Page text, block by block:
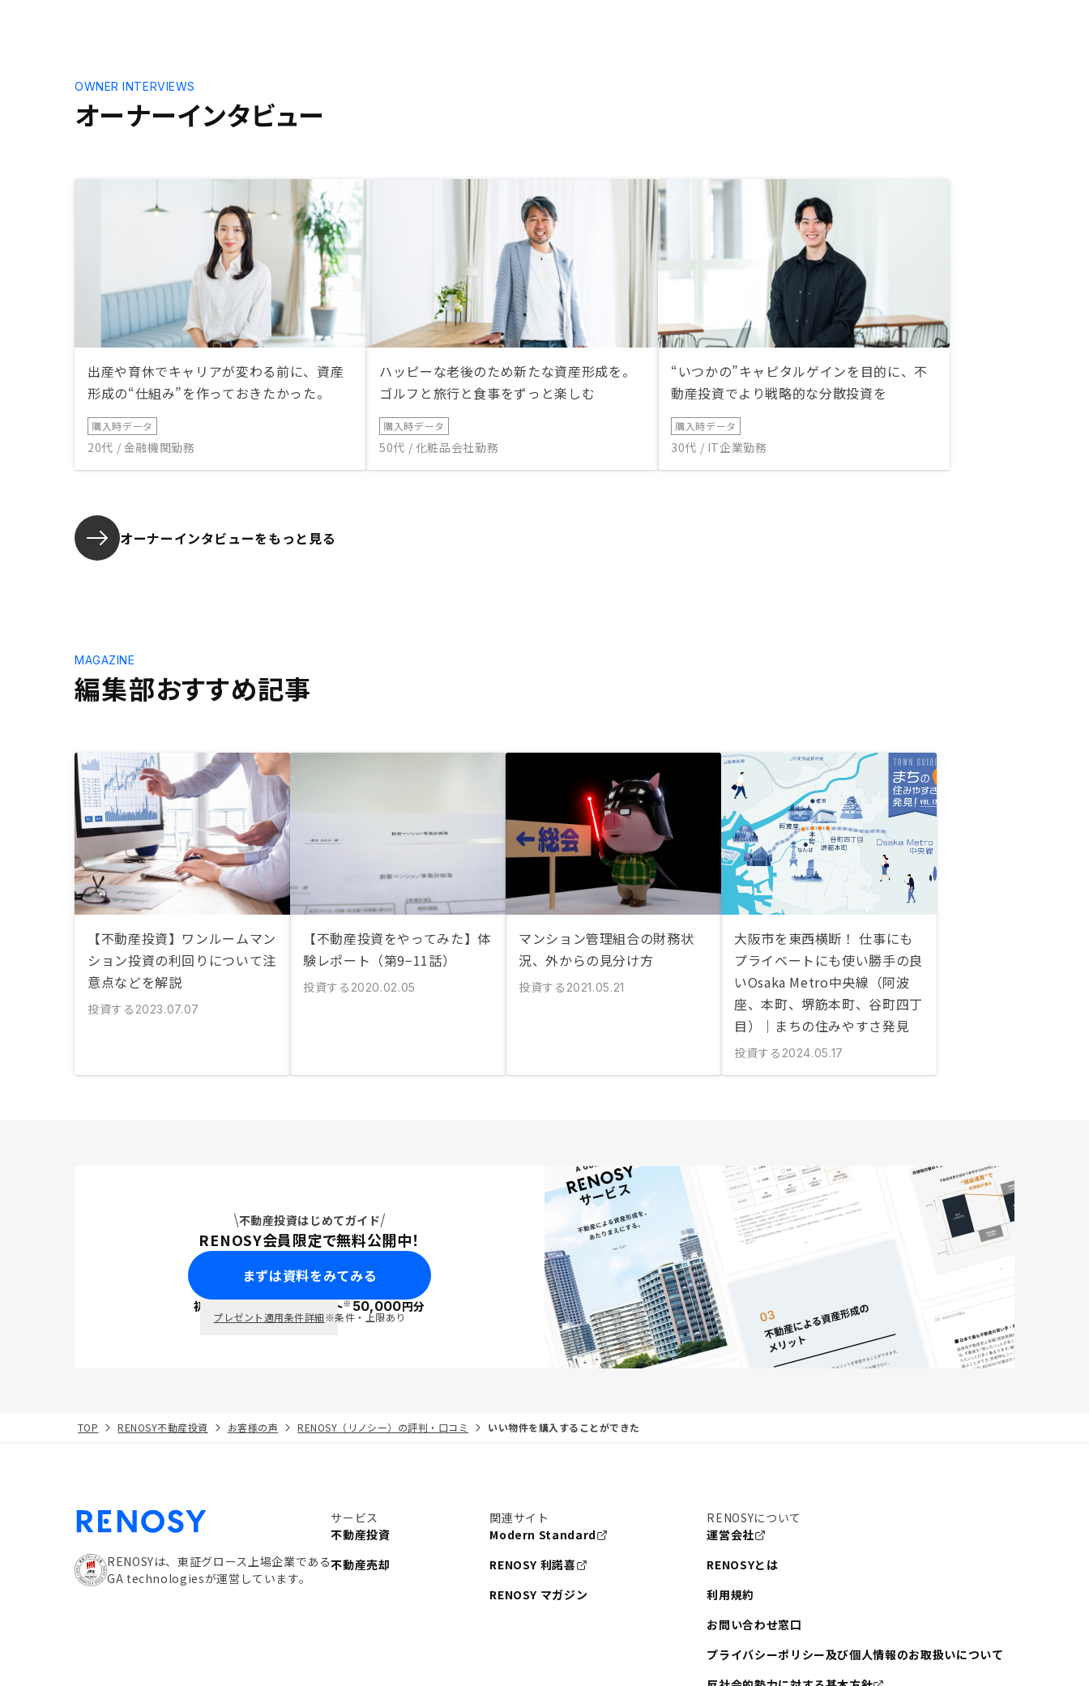
オーナーインタビュー
OWNER INTERVIEWS
出産や育休でキャリアが変わる前に、資産
形成の“仕組み”を作っておきたかった。
購入時データ
20代 / 金融機関勤務
ハッピーな老後のため新たな資産形成を。
ゴルフと旅行と食事をずっと楽しむ
購入時データ
50代 / 化粧品会社勤務
“いつかの”キャピタルゲインを目的に、不
動産投資でより戦略的な分散投資を
購入時データ
30代 / IT企業勤務
オーナーインタビューをもっと見る
編集部おすすめ記事
MAGAZINE
【不動産投資】ワンルームマン
ション投資の利回りについて注
意点などを解説
投資する 2023.07.07
【不動産投資をやってみた】体
験レポート（第9−11話）
投資する 2020.02.05
マンション管理組合の財務状
況、外からの見分け方
投資する 2021.05.21
大阪市を東西横断！ 仕事にも
プライベートにも使い勝手の良
いOsaka Metro中央線（阿波
座、本町、堺筋本町、谷町四丁
目）｜まちの住みやすさ発見
投資する 2024.05.17
不動産投資はじめてガイド
RENOSY会員限定で無料公開中！
まずは資料をみてみる
初回面談で ポイント※50,000円分
プレゼント適用条件詳細※条件・上限あり
TOP RENOSY不動産投資 お客様の声 RENOSY（リノシー）の評判・口コミ いい物件を購入することができた
RENOSYは、東証グロース上場企業である
GA technologiesが運営しています。
サービス
不動産投資
不動産売却
関連サイト
Modern Standard
RENOSY 利諾喜
RENOSY マガジン
RENOSYについて
運営会社
RENOSYとは
利用規約
お問い合わせ窓口
プライバシーポリシー及び個人情報のお取扱いについて